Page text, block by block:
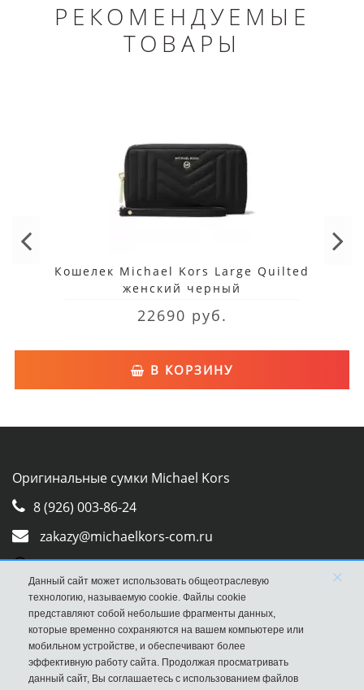
РЕКОМЕНДУЕМЫЕ
ТОВАРЫ
Кошелек Michael Kors Large Quilted
женский черный
22690 руб.
В КОРЗИНУ
Оригинальные сумки Michael Kors
8 (926) 003-86-24
zakazy@michaelkors-com.ru
Whatsapp
Viber
Данный сайт может использовать общеотраслевую
технологию, называемую cookie. Файлы cookie
представляют собой небольшие фрагменты данных,
которые временно сохраняются на вашем компьютере или
мобильном устройстве, и обеспечивают более
эффективную работу сайта. Продолжая просматривать
данный сайт, Вы соглашаетесь с использованием файлов
×